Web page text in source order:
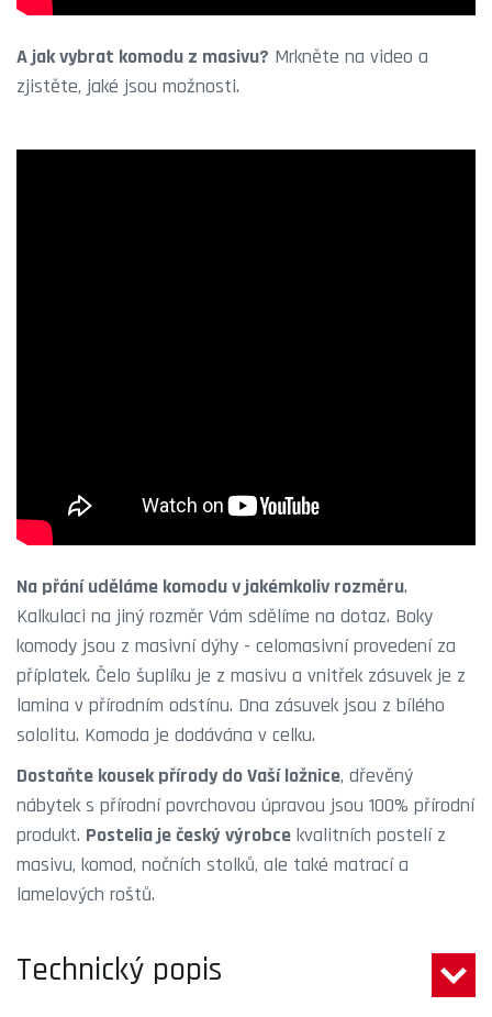
A jak vybrat komodu z masivu? Mrkněte na video a
zjistěte, jaké jsou možnosti.
Na přání uděláme komodu v jakémkoliv rozměru.
Kalkulaci na jiný rozměr Vám sdělíme na dotaz. Boky
komody jsou z masivní dýhy - celomasivní provedení za
příplatek. Čelo šuplíku je z masivu a vnitřek zásuvek je z
lamina v přírodním odstínu. Dna zásuvek jsou z bílého
sololitu. Komoda je dodávána v celku.
Dostaňte kousek přírody do Vaší ložnice, dřevěný
nábytek s přírodní povrchovou úpravou jsou 100% přírodní
produkt. Postelia je český výrobce kvalitních postelí z
masivu, komod, nočních stolků, ale také matrací a
lamelových roštů.
Technický popis